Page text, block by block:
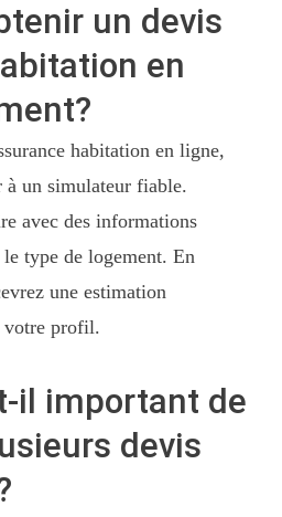
un devis
en
habitation en ligne,
à un simulateur fiable.
avec des informations
type de logement. En
une estimation
votre profil.
il important de
devis